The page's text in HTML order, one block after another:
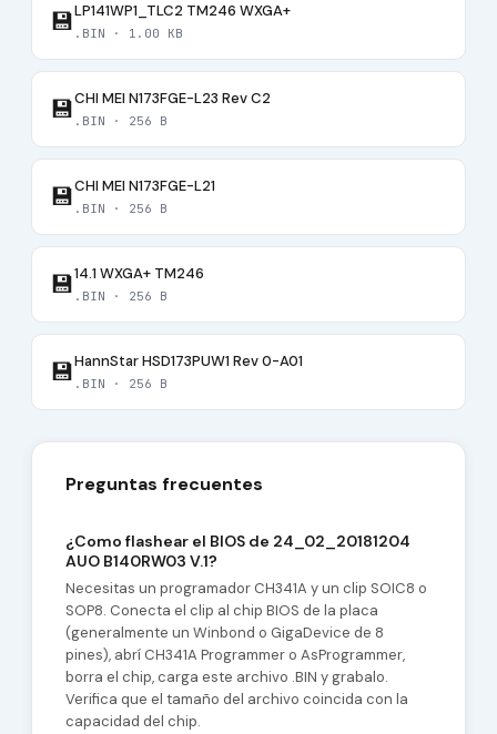
💾LP141WP1_TLC2 TM246 WXGA+
.BIN · 1.00 KB
💾CHI MEI N173FGE-L23 Rev C2
.BIN · 256 B
💾CHI MEI N173FGE-L21
.BIN · 256 B
💾14.1 WXGA+ TM246
.BIN · 256 B
💾HannStar HSD173PUW1 Rev 0-A01
.BIN · 256 B
Preguntas frecuentes
¿Como flashear el BIOS de 24_02_20181204
AUO B140RW03 V.1?
Necesitas un programador CH341A y un clip SOIC8 o
SOP8. Conecta el clip al chip BIOS de la placa
(generalmente un Winbond o GigaDevice de 8
pines), abrí CH341A Programmer o AsProgrammer,
borra el chip, carga este archivo .BIN y grabalo.
Verifica que el tamaño del archivo coincida con la
capacidad del chip.